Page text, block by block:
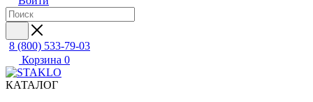
8 (800) 533-79-03
Корзина 0
КАТАЛОГ